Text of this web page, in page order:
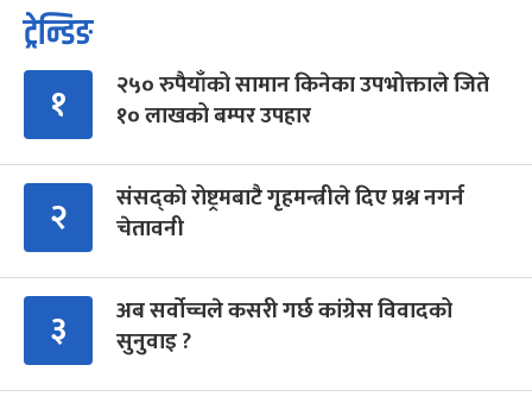
ट्रेन्डिङ
१
२५० रुपैयाँको सामान किनेका उपभोक्ताले जिते
१० लाखको बम्पर उपहार
२
संसद्को रोष्ट्रमबाटै गृहमन्त्रीले दिए प्रश्न नगर्न
चेतावनी
३
अब सर्वोच्चले कसरी गर्छ कांग्रेस विवादको
सुनुवाइ ?